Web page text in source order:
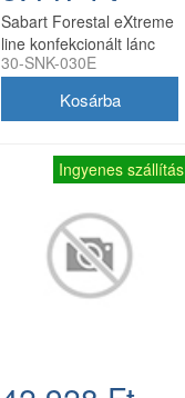
Sabart Forestal eXtreme
line konfekcionált lánc
1/4 1.1 30 szemes
fűrészekhez
30-SNK-030E
Ingyenes szállítás